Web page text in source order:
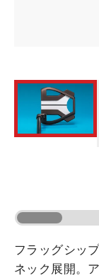
フラッグシッ
ネック展開。